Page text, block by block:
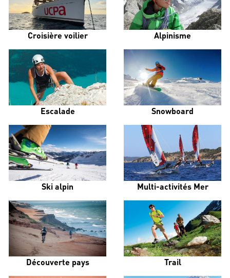
Croisière voilier Alpinisme
Escalade Snowboard
Ski alpin Multi-activités Mer
Découverte pays Trail